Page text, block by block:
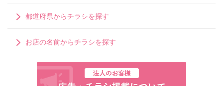
都道府県からチラシを探す
お店の名前からチラシを探す